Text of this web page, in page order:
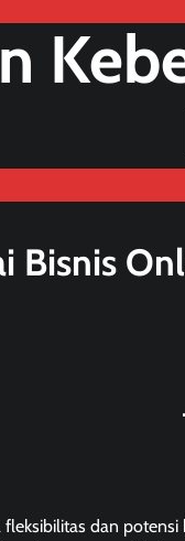
Bisnis
dan